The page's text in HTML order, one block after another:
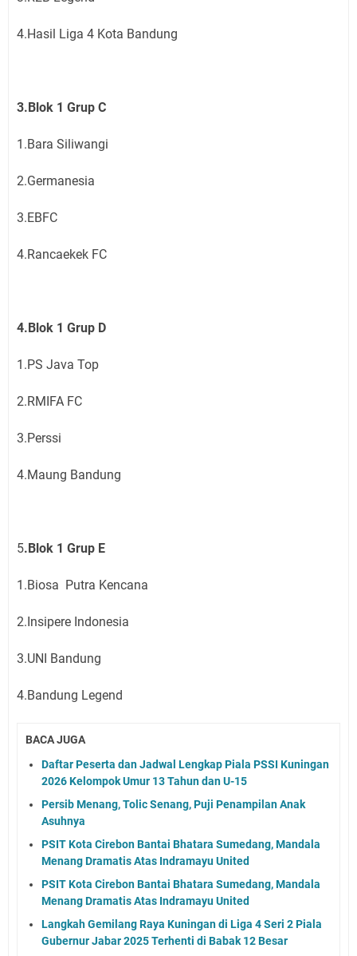
4.Hasil Liga 4 Kota Bandung
3.Blok 1 Grup C
1.Bara Siliwangi
2.Germanesia
3.EBFC
4.Rancaekek FC
4.Blok 1 Grup D
1.PS Java Top
2.RMIFA FC
3.Perssi
4.Maung Bandung
5.Blok 1 Grup E
1.Biosa Putra Kencana
2.Insipere Indonesia
3.UNI Bandung
4.Bandung Legend
BACA JUGA
Daftar Peserta dan Jadwal Lengkap Piala PSSI Kuningan
2026 Kelompok Umur 13 Tahun dan U-15
Persib Menang, Tolic Senang, Puji Penampilan Anak
Asuhnya
PSIT Kota Cirebon Bantai Bhatara Sumedang, Mandala
Menang Dramatis Atas Indramayu United
PSIT Kota Cirebon Bantai Bhatara Sumedang, Mandala
Menang Dramatis Atas Indramayu United
Langkah Gemilang Raya Kuningan di Liga 4 Seri 2 Piala
Gubernur Jabar 2025 Terhenti di Babak 12 Besar